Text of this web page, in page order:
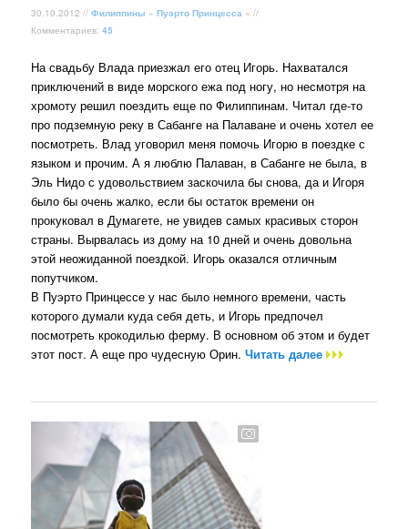
30.10.2012 //Филиппины »Пуэрто Принцесса » //
Комментариев:45
На свадьбу Влада приезжал его отец Игорь. Нахватался
приключений в виде морского ежа под ногу, но несмотря на
хромоту решил поездить еще по Филиппинам. Читал где-то
про подземную реку в Сабанге на Палаване и очень хотел ее
посмотреть. Влад уговорил меня помочь Игорю в поездке с
языком и прочим. А я люблю Палаван, в Сабанге не была, в
Эль Нидо с удовольствием заскочила бы снова, да и Игоря
было бы очень жалко, если бы остаток времени он
прокуковал в Думагете, не увидев самых красивых сторон
страны. Вырвалась из дому на 10 дней и очень довольна
этой неожиданной поездкой. Игорь оказался отличным
попутчиком.
В Пуэрто Принцессе у нас было немного времени, часть
которого думали куда себя деть, и Игорь предпочел
посмотреть крокодилью ферму. В основном об этом и будет
этот пост. А еще про чудесную Орин.Читать далее